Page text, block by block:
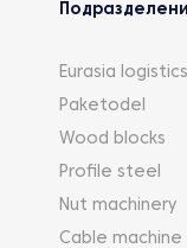
Eurasia logistics
Paketodel
Wood blocks
Profile steel
Nut machinery
Cable machine